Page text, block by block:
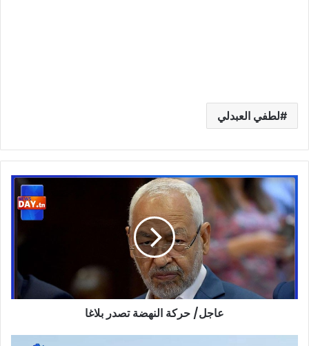
لطفي العبدلي
عاجل/
حركة
النهضة
تصدر
بلاغا
عاجل/ حركة النهضة تصدر بلاغا